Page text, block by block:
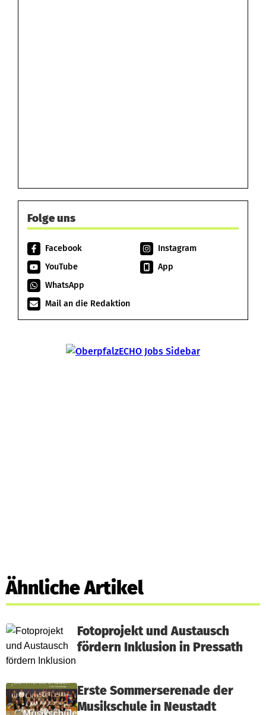
Folge uns
Facebook
Instagram
YouTube
App
WhatsApp
Mail an die Redaktion
Ähnliche Artikel
Fotoprojekt und Austausch
fördern Inklusion in Pressath
Erste Sommerserenade der
Musikschule in Neustadt